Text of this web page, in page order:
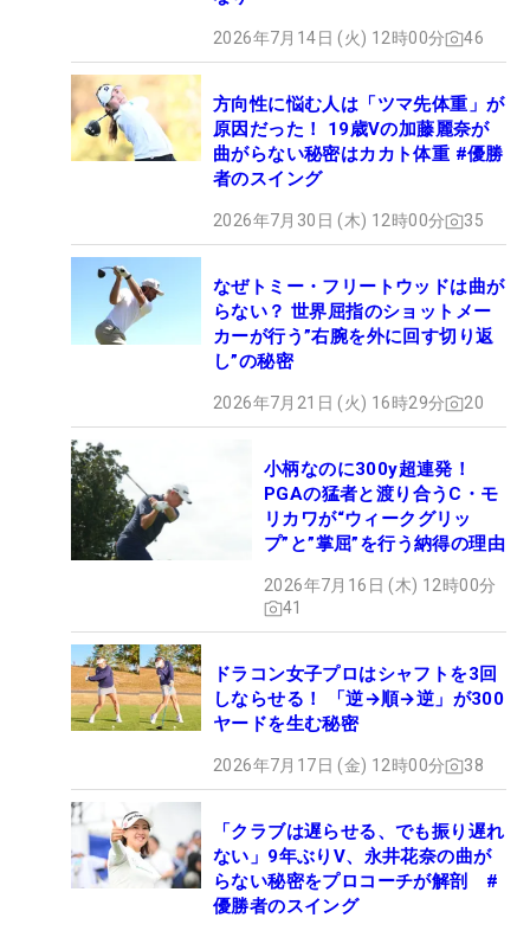
2026年7月14日 (火) 12時00分 46
方向性に悩む人は「ツマ先体重」が
原因だった！ 19歳Vの加藤麗奈が
曲がらない秘密はカカト体重 #優勝
者のスイング
2026年7月30日 (木) 12時00分 35
なぜトミー・フリートウッドは曲が
らない？ 世界屈指のショットメー
カーが行う”右腕を外に回す切り返
し”の秘密
2026年7月21日 (火) 16時29分 20
小柄なのに300y超連発！
PGAの猛者と渡り合うC・モ
リカワが“ウィークグリッ
プ”と”掌屈”を行う納得の理由
2026年7月16日 (木) 12時00分
41
ドラコン女子プロはシャフトを3回
しならせる！ 「逆→順→逆」が300
ヤードを生む秘密
2026年7月17日 (金) 12時00分 38
「クラブは遅らせる、でも振り遅れ
ない」9年ぶりV、永井花奈の曲が
らない秘密をプロコーチが解剖 #
優勝者のスイング